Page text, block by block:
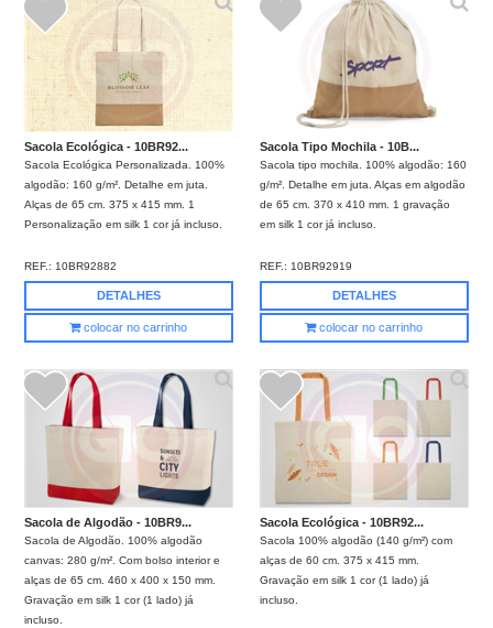
Sacola Ecológica - 10BR92...
Sacola Ecológica Personalizada. 100%
algodão: 160 g/m². Detalhe em juta.
Alças de 65 cm. 375 x 415 mm. 1
Personalização em silk 1 cor já incluso.
REF.: 10BR92882
DETALHES
colocar no carrinho
Sacola Tipo Mochila - 10B...
Sacola tipo mochila. 100% algodão: 160
g/m². Detalhe em juta. Alças em algodão
de 65 cm. 370 x 410 mm. 1 gravação
em silk 1 cor já incluso.
REF.: 10BR92919
DETALHES
colocar no carrinho
Sacola de Algodão - 10BR9...
Sacola de Algodão. 100% algodão
canvas: 280 g/m². Com bolso interior e
alças de 65 cm. 460 x 400 x 150 mm.
Gravação em silk 1 cor (1 lado) já
incluso.
Sacola Ecológica - 10BR92...
Sacola 100% algodão (140 g/m²) com
alças de 60 cm. 375 x 415 mm.
Gravação em silk 1 cor (1 lado) já
incluso.